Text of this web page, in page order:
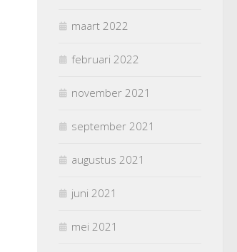
maart 2022
februari 2022
november 2021
september 2021
augustus 2021
juni 2021
mei 2021